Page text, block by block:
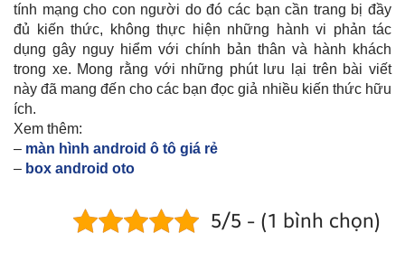
tính mạng cho con người do đó các bạn cần trang bị đầy
đủ kiến thức, không thực hiện những hành vi phản tác
dụng gây nguy hiểm với chính bản thân và hành khách
trong xe. Mong rằng với những phút lưu lại trên bài viết
này đã mang đến cho các bạn đọc giả nhiều kiến thức hữu
ích.
Xem thêm:
– màn hình android ô tô giá rẻ
– box android oto
5/5 - (1 bình chọn)